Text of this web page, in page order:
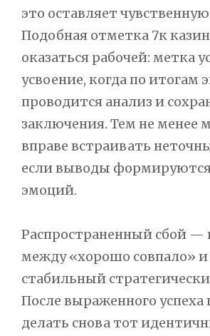
это оставляет
Подобная отметка 7к
оказаться рабочей: метка
усвоение, когда по итогам
проводится анализ и
заключения. Тем не менее
вправе встраивать
если выводы формируются
эмоций.
Распространенный сбой —
между «хорошо совпало» и
стабильный
После выраженного
делать снова тот